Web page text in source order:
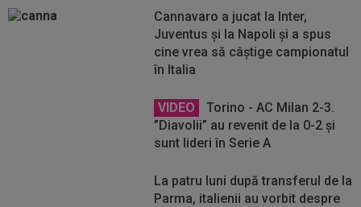
Cannavaro a jucat la Inter,
Juventus și la Napoli și a spus
cine vrea să câștige campionatul
în Italia
VIDEO
Torino - AC Milan 2-3.
”Diavolii” au revenit de la 0-2 și
sunt lideri în Serie A
La patru luni după transferul de la
Parma, italienii au vorbit despre